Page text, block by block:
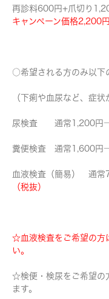
再診料600円+爪切り
キャンペーン価格2,200円
○希望される方のみ以下
（下痢や血尿など、症
尿検査 通常1,200円
糞便検査 通常1,600円
血液検査（簡易） 通
（税抜）
☆血液検査をご希望の方
い。
☆検便・検尿をご希望の
ます。